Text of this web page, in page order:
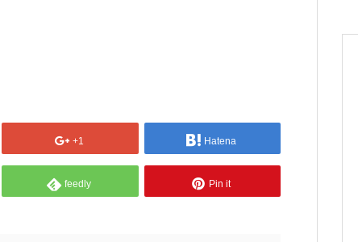
+1 Hatena
feedly Pin it